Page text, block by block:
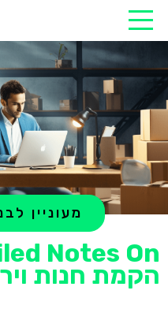
הקמת חנות
מעוניין